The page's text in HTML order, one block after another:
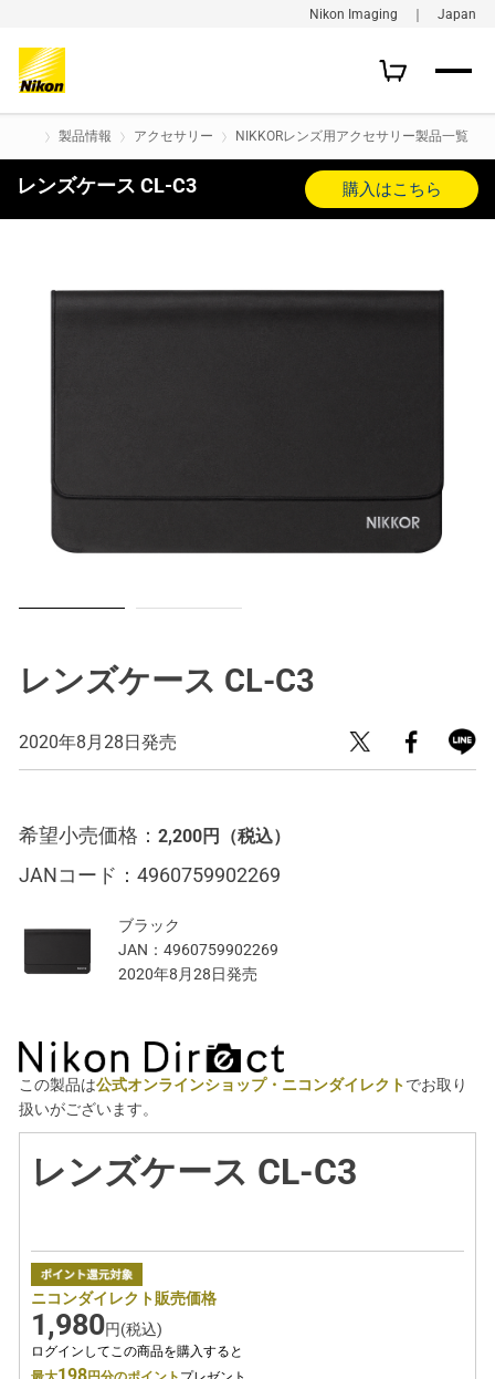
Nikon Imaging ｜ Japan
製品情報 アクセサリー NIKKORレンズ用アクセサリー製品一覧
レンズケース CL-C3 購入はこちら
レンズケース CL-C3
2020年8月28日発売
希望小売価格： 2,200円 （税込）
JANコード： 4960759902269
ブラック
JAN： 4960759902269
2020年8月28日発売
この製品は公式オンラインショップ・ニコンダイレクトでお取り
扱いがございます。
レンズケース CL-C3
ニコンダイレクト販売価格
1,980円(税込)
ログインしてこの商品を購入すると